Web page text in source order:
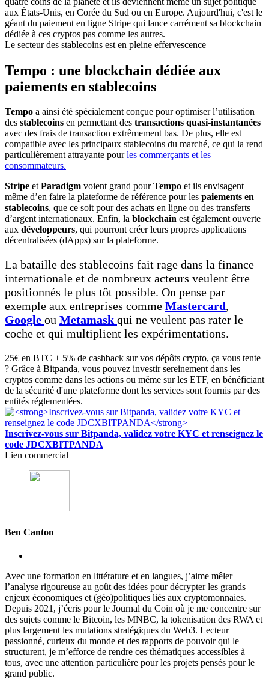
Le secteur des stablecoins est en pleine effervescence
Tempo : une blockchain dédiée aux
paiements en stablecoins
Tempo a ainsi été spécialement conçue pour optimiser l’utilisation
des stablecoins en permettant des transactions quasi-instantanées
avec des frais de transaction extrêmement bas. De plus, elle est
compatible avec les principaux stablecoins du marché, ce qui la rend
particulièrement attrayante pourles commerçants et les
consommateurs.
Stripe etParadigm voient grand pourTempo et ils envisagent
même d’en faire la plateforme de référence pour les paiements en
stablecoins, que ce soit pour des achats en ligne ou des transferts
d’argent internationaux. Enfin, la blockchain est également ouverte
aux développeurs, qui pourront créer leurs propres applications
décentralisées (dApps) sur la plateforme.
La bataille des stablecoins fait rage dans la finance
internationale et de nombreux acteurs veulent être
positionnés le plus tôt possible. On pense par
exemple aux entreprises comme Mastercard,
Google ou Metamask qui ne veulent pas rater le
coche et qui multiplient les expérimentations.
25€ en BTC + 5% de cashback sur vos dépôts crypto, ça vous tente
? Grâce à Bitpanda, vous pouvez investir sereinement dans les
cryptos comme dans les actions ou même sur les ETF, en bénéficiant
de la sécurité d'une plateforme dont les services sont fournis par des
entités réglementées.
Inscrivez-vous sur Bitpanda, validez votre KYC et renseignez le
code JDCXBITPANDA
Lien commercial
Ben Canton
Avec une formation en littérature et en langues, j’aime mêler
l’analyse rigoureuse au goût des idées pour décrypter les grands
enjeux économiques et (géo)politiques liés aux cryptomonnaies.
Depuis 2021, j’écris pour le Journal du Coin où je me concentre sur
des sujets comme le Bitcoin, les MNBC, la tokenisation des RWA et
plus largement les mutations stratégiques du Web3. Lecteur
passionné, curieux du monde et des rapports de pouvoir qui le
structurent, je m’efforce de rendre ces thématiques accessibles à
tous, avec une attention particulière pour les projets pensés pour le
grand public.